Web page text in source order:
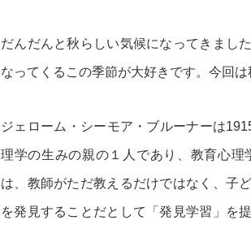
だんだんと秋らしい気候になってきまし
なってくるこの季節が大好きです。今回
ジェローム・シーモア・ブルーナーは
理学の生みの親の１人であり、教育心
は、教師がただ教えるだけではなく、子
を発見することだとして「発見学習」を